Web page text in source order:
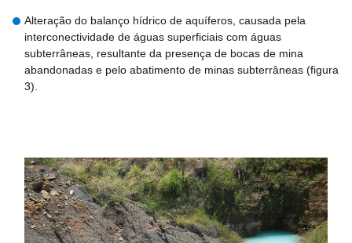
Alteração do balanço hídrico de aquíferos, causada pela
interconectividade de águas superficiais com águas
subterrâneas, resultante da presença de bocas de mina
abandonadas e pelo abatimento de minas subterrâneas (figura
3).